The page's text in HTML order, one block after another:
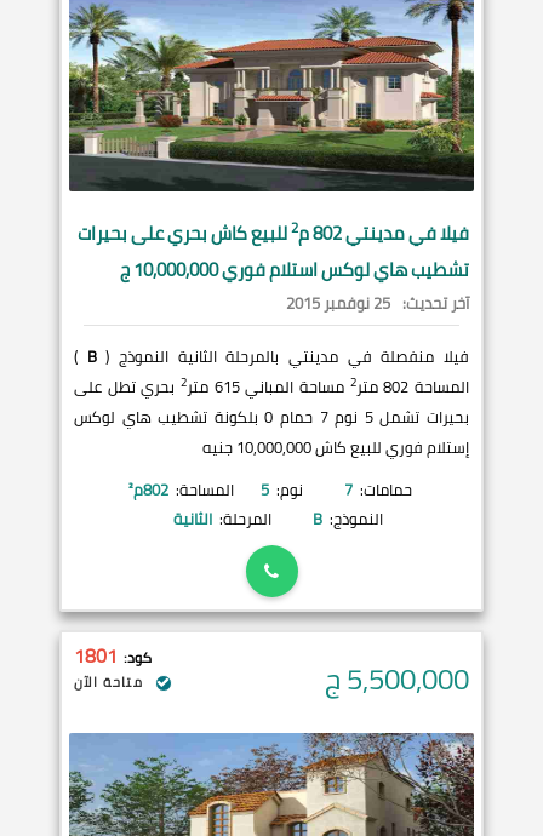
فيلا فيمدينتي 2للبيع كاش بحري على بحيرات
تشطيب هاي لوكس استلام فوري 10,000,000 ج
آخر تحديث: 25 نوفمبر 2015
فيلا منفصلة في مدينتي بالمرحلة الثانية النموذج (B
)
المساحة 802 متر
2 مساحة المباني 615 متر 2 بحري تطل على
بحيرات تشمل 5 نوم 7 حمام 0 بلكونة تشطيب هاي لوكس
إستلام فوري للبيع كاش 10,000,000 جنيه
حمامات: 7 نوم: 5 المساحة: 802م²
النموذج: B المرحلة: الثانية
5,500,000ج كود: 1801
متاحة الآن